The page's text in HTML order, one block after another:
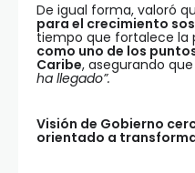
De igual forma, valoró
para el crecimiento
tiempo que fortalece la
como uno de los
Caribe, asegurando que
ha llegado”.
Visión de Gobierno
orientado a